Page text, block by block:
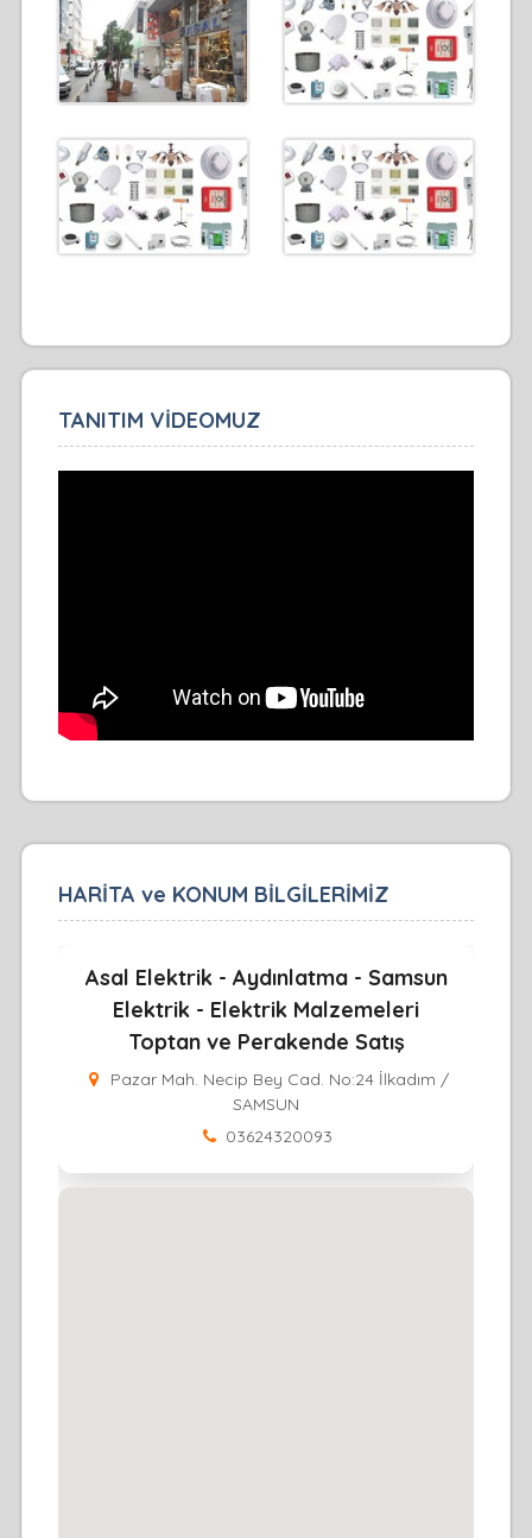
TANITIM VİDEOMUZ
HARİTA ve KONUM BİLGİLERİMİZ
Asal Elektrik - Aydınlatma - Samsun
Elektrik - Elektrik Malzemeleri
Toptan ve Perakende Satış
Pazar Mah. Necip Bey Cad. No:24 İlkadım /
SAMSUN
03624320093